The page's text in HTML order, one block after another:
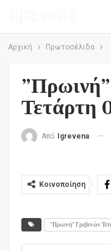
Αρχική Πρωτοσέλιδα
Τετάρτη
Από Igrevena
Κοινοποίηση
”Πρωινή” Γρεβενών